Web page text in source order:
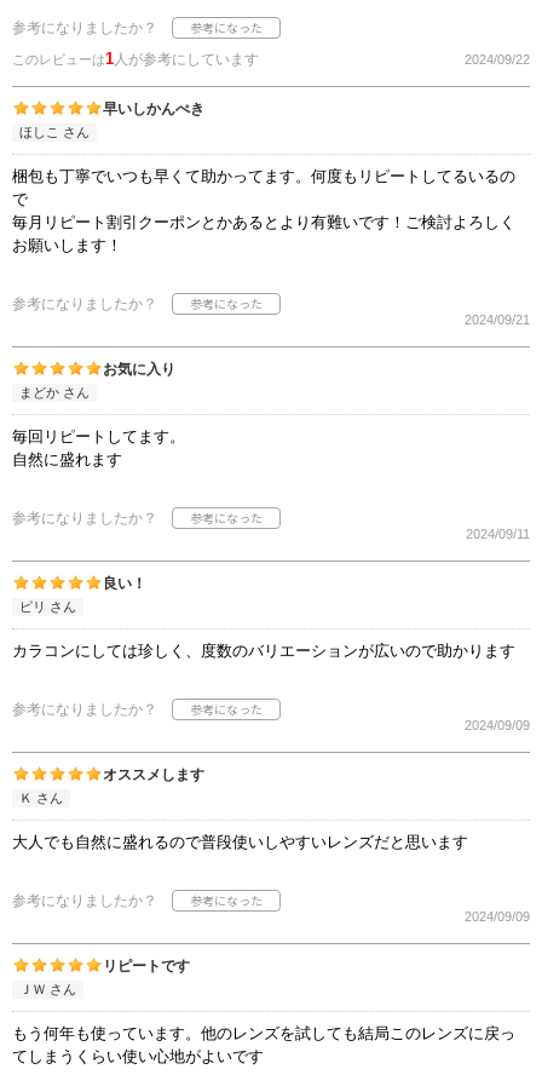
参考になりましたか？
このレビューは1人が参考にしています 2024/09/22
早いしかんぺき
ほしこ さん
梱包も丁寧でいつも早くて助かってます。何度もリピートしてるいるの
で
毎月リピート割引クーポンとかあるとより有難いです！ご検討よろしく
お願いします！
参考になりましたか？
2024/09/21
お気に入り
まどか さん
毎回リピートしてます。
自然に盛れます
参考になりましたか？
2024/09/11
良い！
ピリ さん
カラコンにしては珍しく、度数のバリエーションが広いので助かります
参考になりましたか？
2024/09/09
オススメします
Ｋ さん
大人でも自然に盛れるので普段使いしやすいレンズだと思います
参考になりましたか？
2024/09/09
リピートです
ＪＷ さん
もう何年も使っています。他のレンズを試しても結局このレンズに戻っ
てしまうくらい使い心地がよいです